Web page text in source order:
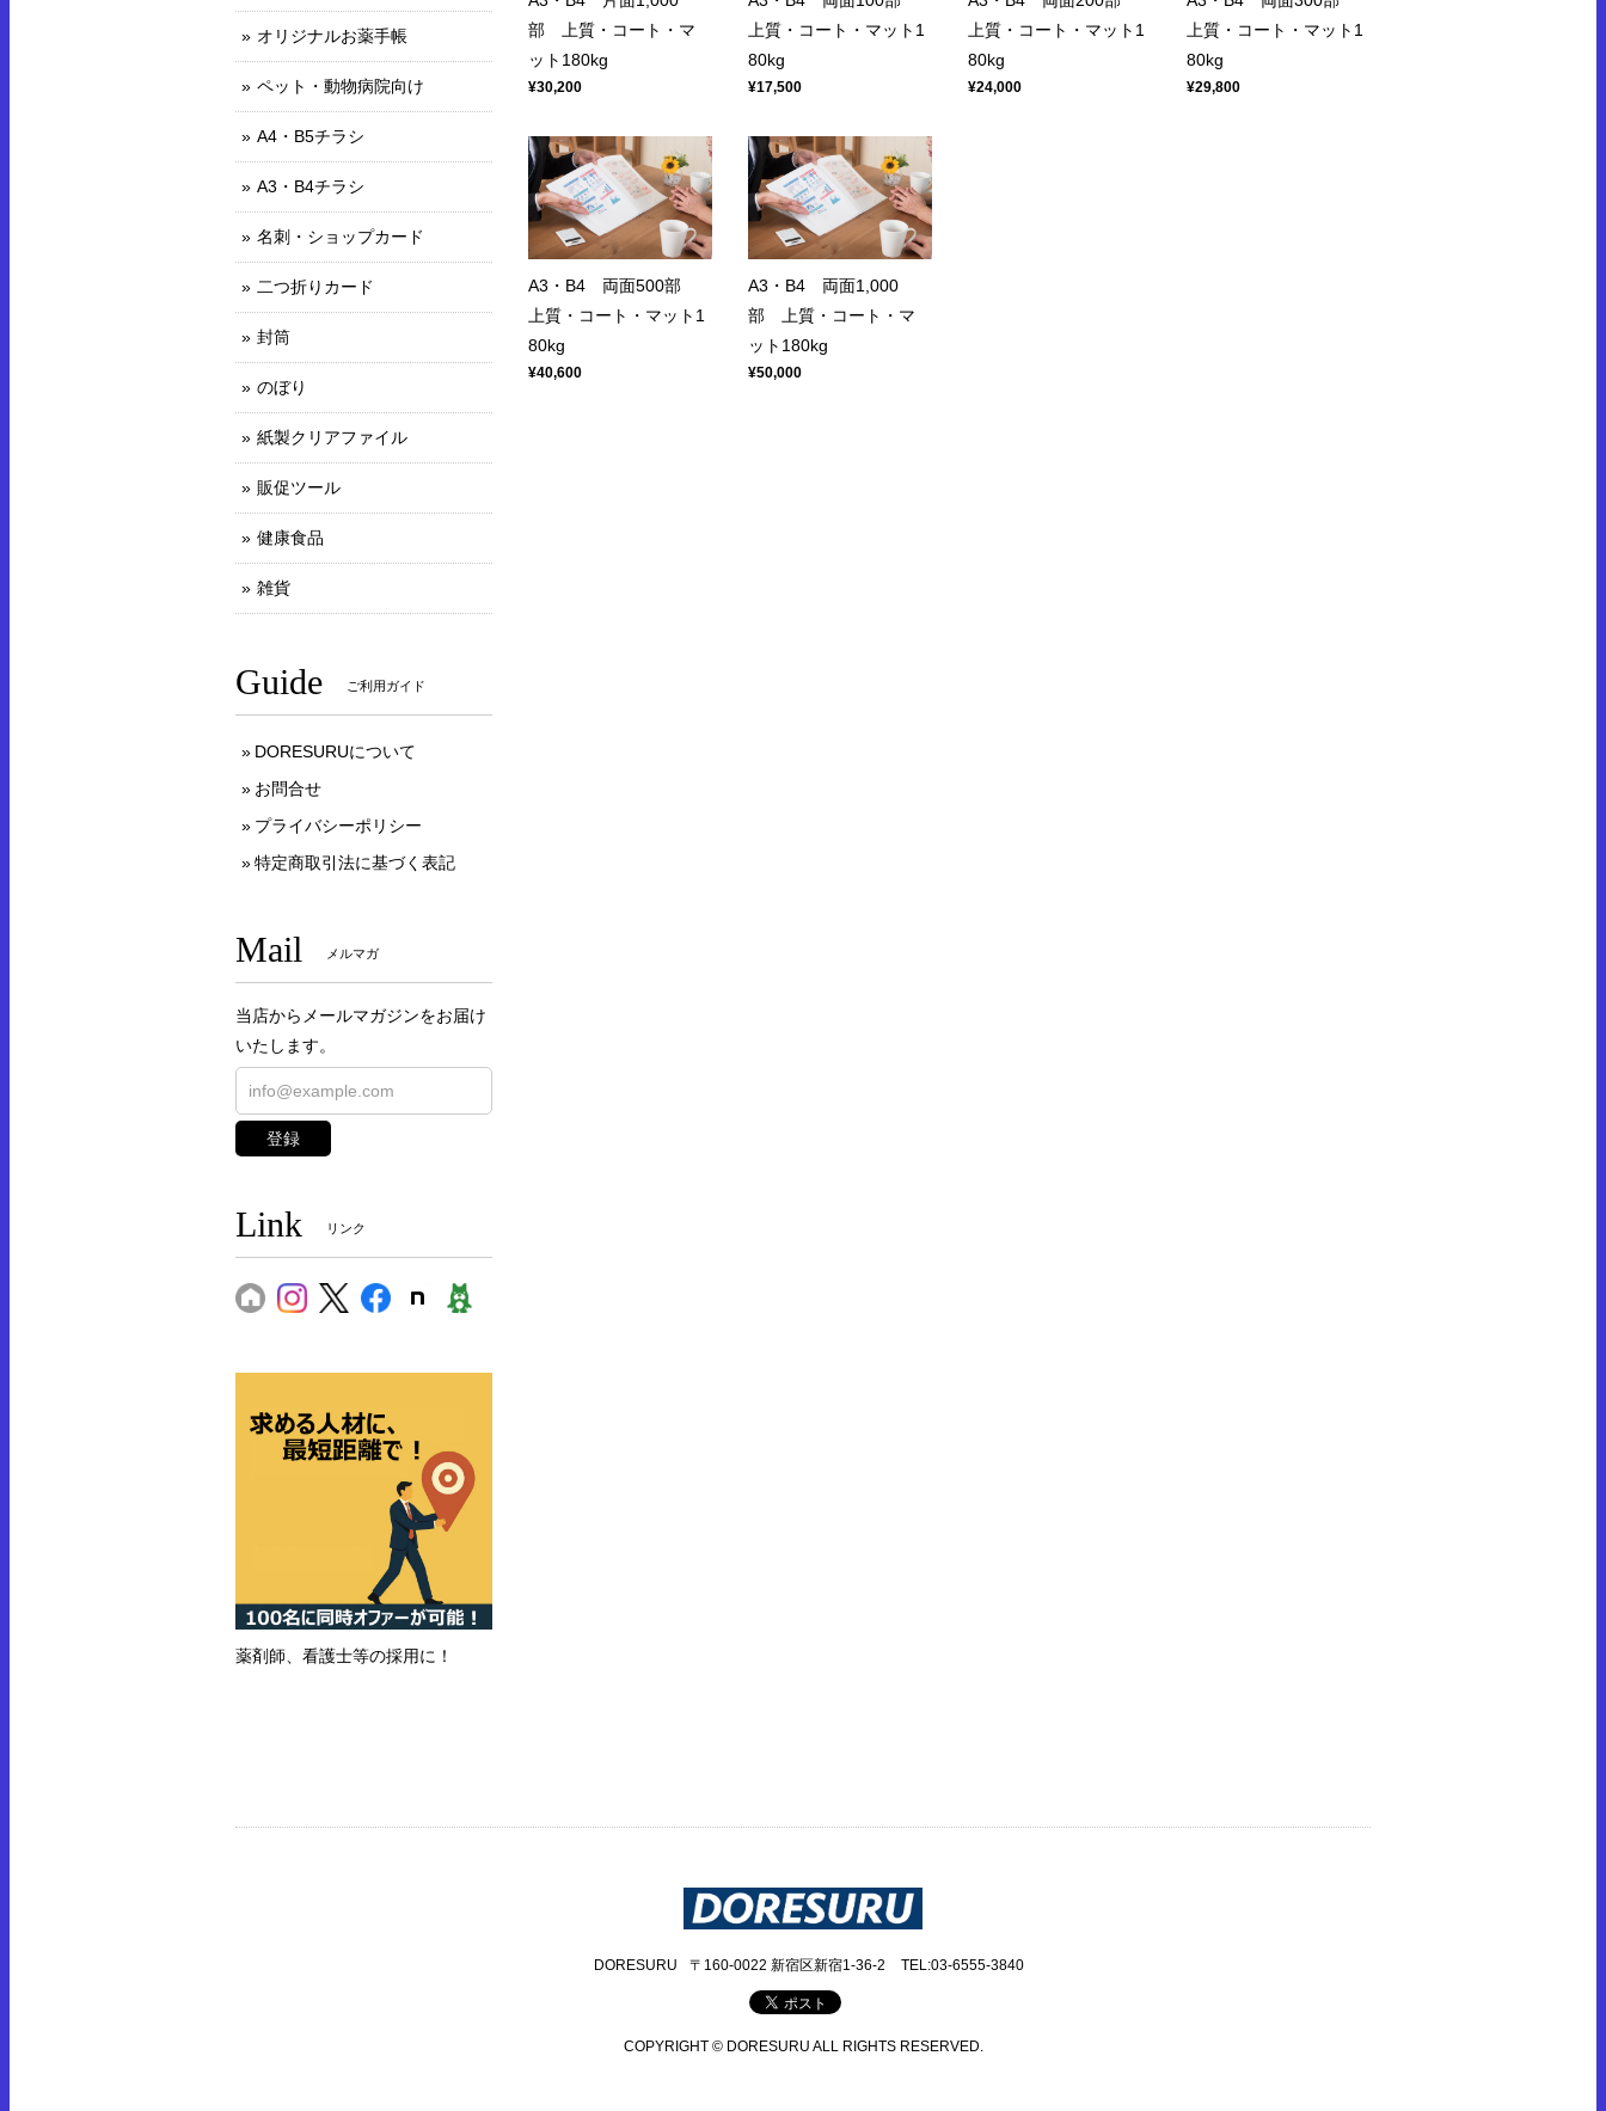
部 上質・コート・マ
ット180kg
¥30,200
上質・コート・マット1
80kg
¥17,500
上質・コート・マット1
80kg
¥24,000
上質・コート・マット1
80kg
¥29,800
A3・B4 両面500部
上質・コート・マット1
80kg
¥40,600
A3・B4 両面1,000
部 上質・コート・マ
ット180kg
¥50,000
オリジナルお薬手帳
ペット・動物病院向け
A4・B5チラシ
A3・B4チラシ
名刺・ショップカード
二つ折りカード
封筒
のぼり
紙製クリアファイル
販促ツール
健康食品
雑貨
Guide ご利用ガイド
DORESURUについて
お問合せ
プライバシーポリシー
特定商取引法に基づく表記
Mail メルマガ
当店からメールマガジンをお届け
いたします。
登録
Link リンク
薬剤師、看護士等の採用に！
DORESURU 〒160-0022 新宿区新宿1-36-2 TEL:03-6555-3840
COPYRIGHT © DORESURU ALL RIGHTS RESERVED.